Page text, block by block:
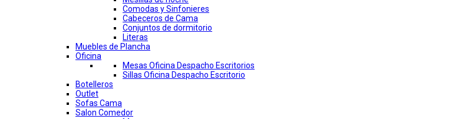
Comodas y Sinfonieres
Cabeceros de Cama
Conjuntos de dormitorio
Literas
Muebles de Plancha
Oficina
Mesas Oficina Despacho Escritorios
Sillas Oficina Despacho Escritorio
Botelleros
Outlet
Sofas Cama
Salon Comedor